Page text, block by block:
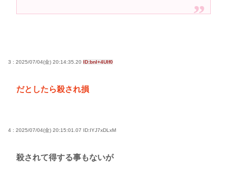
3 : 2025/07/04(金) 20:14:35.20 ID:bnI+4UIf0
だとしたら殺され損
4 : 2025/07/04(金) 20:15:01.07 ID:IYJ7xDLxM
殺されて得する事もないが